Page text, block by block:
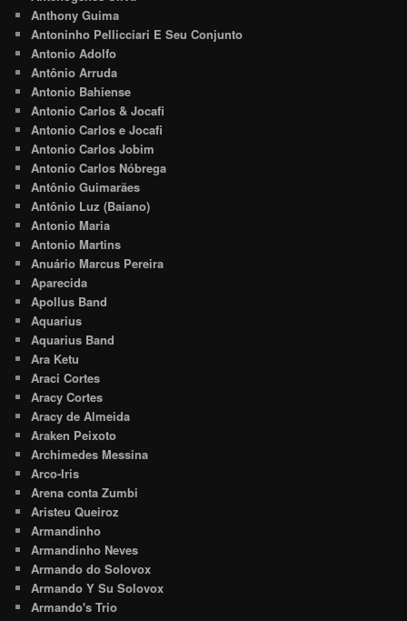
Anthony Guima
Antoninho Pellicciari E Seu Conjunto
Antonio Adolfo
Antônio Arruda
Antonio Bahiense
Antonio Carlos & Jocafi
Antonio Carlos e Jocafi
Antonio Carlos Jobim
Antonio Carlos Nóbrega
Antônio Guimarães
Antônio Luz (Baiano)
Antonio Maria
Antonio Martins
Anuário Marcus Pereira
Aparecida
Apollus Band
Aquarius
Aquarius Band
Ara Ketu
Araci Cortes
Aracy Cortes
Aracy de Almeida
Araken Peixoto
Archimedes Messina
Arco-Iris
Arena conta Zumbi
Aristeu Queiroz
Armandinho
Armandinho Neves
Armando do Solovox
Armando Y Su Solovox
Armando's Trio